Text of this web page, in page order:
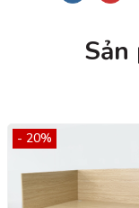
Sản
- 20%